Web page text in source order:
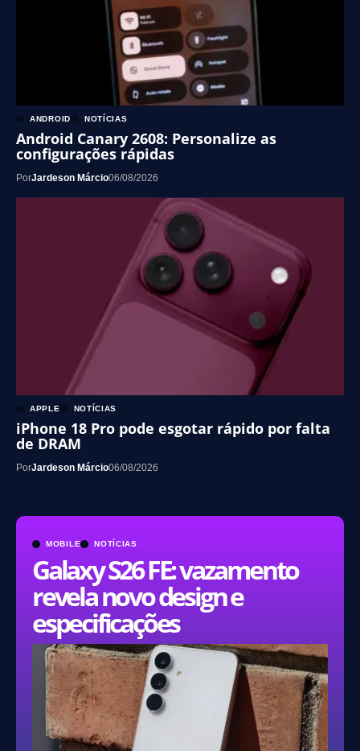
MOBILE NOTÍCIAS
Galaxy S26 FE: vazamento
revela novo design e
especificações
ANDROID NOTÍCIAS
Android Canary 2608: Personalize as
configurações rápidas
PorJardeson Márcio06/08/2026
APPLE NOTÍCIAS
iPhone 18 Pro pode esgotar rápido por falta
de DRAM
PorJardeson Márcio06/08/2026